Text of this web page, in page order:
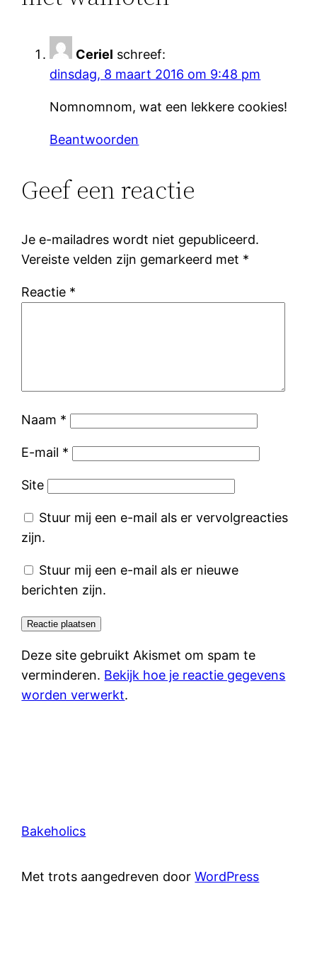
Ceriel schreef:
dinsdag, 8 maart 2016 om 9:48 pm
Nomnomnom, wat een lekkere cookies!
Beantwoorden
Geef een reactie
Je e-mailadres wordt niet gepubliceerd.
Vereiste velden zijn gemarkeerd met *
Reactie *
Naam *
E-mail *
Site
Stuur mij een e-mail als er vervolgreacties
zijn.
Stuur mij een e-mail als er nieuwe
berichten zijn.
Deze site gebruikt Akismet om spam te
verminderen. Bekijk hoe je reactie gegevens
worden verwerkt.
Bakeholics
Met trots aangedreven doorWordPress